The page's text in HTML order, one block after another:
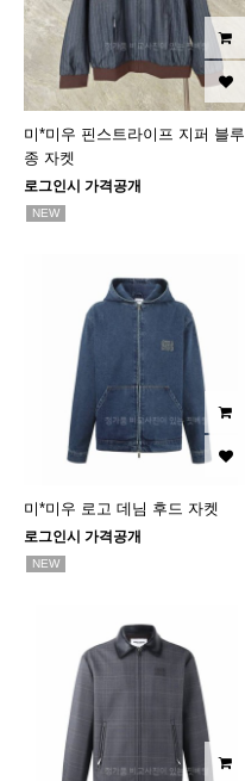
미*미우 핀스트라이프 지퍼 블루
종 자켓
로그인시 가격공개
NEW
미*미우 로고 데님 후드 자켓
로그인시 가격공개
NEW